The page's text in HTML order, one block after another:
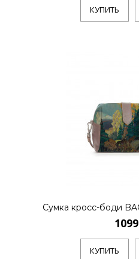
КУПИТЬ
Сумка кросс-боди
КУПИТЬ